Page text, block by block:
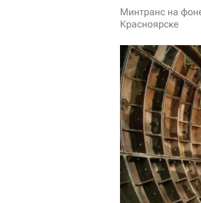
Минтранс на
Красноярске